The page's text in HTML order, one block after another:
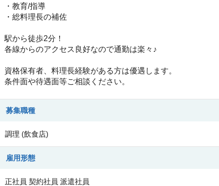
・教育/指導
・総料理長の補佐
駅から徒歩2分！
各線からのアクセス良好なので通勤は楽々♪
資格保有者、料理長経験がある方は優遇します。
条件面や待遇面等ご相談ください。
募集職種
調理 (飲食店)
雇用形態
正社員 契約社員 派遣社員